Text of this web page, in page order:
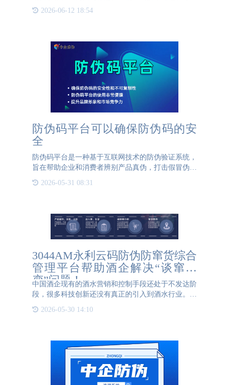
方便面包装内侧喷印唯一二维码，构建了连接品牌与
消费者的数字化桥梁，有效实现了促销活动的精准落
2026-06-12 18:54
防伪码平台可以确保防伪码的安
全
防伪码平台是一种基于互联网技术的防伪验证系统，
旨在帮助企业和消费者辨别产品真伪，打击假冒伪劣
商品。通过这个平台，企业可以为每件产品生成唯一
的防伪码，消费者则可以通过手机扫描二维码或输入
2026-05-31 08:31
3044AM永利云码防伪防窜货综合
管理平台帮助酒企解决“谈窜色
变”问题！
中国酒企现有的酒水营销和控制手段还处于不发达阶
段，很多科技创新还没有真正的引入到酒水行业。通
域白酒市场需求的差别，将产品向所限制的区域进行
2026-05-30 14:10